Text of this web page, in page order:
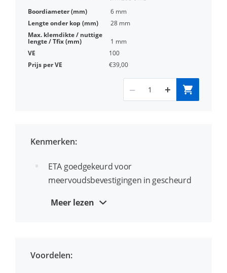
6 mm
28 mm
1 mm
100
€39,00
Kenmerken:
ETA goedgekeurd voor
meervoudsbevestigingen in gescheurd
Torx 30 aansluiting
Meer lezen
Voordelen: